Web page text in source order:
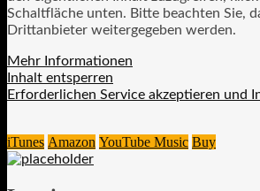
Schaltfläche unten. Bitte beachten Sie,
Drittanbieter weitergegeben werden.
Mehr Informationen
Inhalt entsperren
Erforderlichen Service akzeptieren und
iTunes Amazon YouTube Music Buy